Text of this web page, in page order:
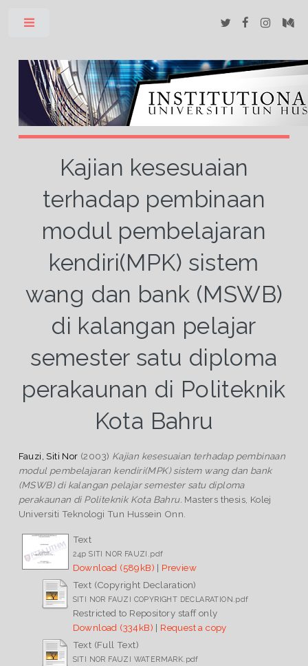
Kajian kesesuaian
terhadap pembinaan
modul pembelajaran
kendiri(MPK) sistem
wang dan bank (MSWB)
di kalangan pelajar
semester satu diploma
perakaunan di Politeknik
Kota Bahru
Fauzi, Siti Nor (2003) Kajian kesesuaian terhadap pembinaan
modul pembelajaran kendiri(MPK) sistem wang dan bank
(MSWB) di kalangan pelajar semester satu diploma
perakaunan di Politeknik Kota Bahru. Masters thesis, Kolej
Universiti Teknologi Tun Hussein Onn.
Text
24p SITI NOR FAUZI.pdf
Download (589kB) | Preview
Text (Copyright Declaration)
SITI NOR FAUZI COPYRIGHT DECLARATION.pdf
Restricted to Repository staff only
Download (334kB) | Request a copy
Text (Full Text)
SITI NOR FAUZI WATERMARK.pdf